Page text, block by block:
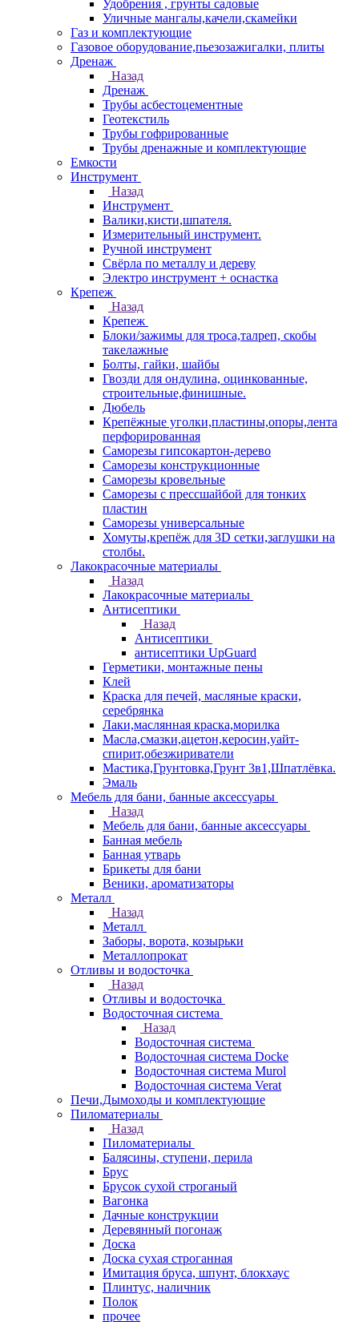
Удобрения , грунты садовые
Уличные мангалы,качели,скамейки
Газ и комплектующие
Газовое оборудование,пьезозажигалки, плиты
Дренаж
Назад
Дренаж
Трубы асбестоцементные
Геотекстиль
Трубы гофрированные
Трубы дренажные и комплектующие
Емкости
Инструмент
Назад
Инструмент
Валики,кисти,шпателя.
Измерительный инструмент.
Ручной инструмент
Свёрла по металлу и дереву
Электро инструмент + оснастка
Крепеж
Назад
Крепеж
Блоки/зажимы для троса,талреп, скобы
такелажные
Болты, гайки, шайбы
Гвозди для ондулина, оцинкованные,
строительные,финишные.
Дюбель
Крепёжные уголки,пластины,опоры,лента
перфорированная
Саморезы гипсокартон-дерево
Саморезы конструкционные
Саморезы кровельные
Саморезы с прессшайбой для тонких
пластин
Саморезы универсальные
Хомуты,крепёж для 3D сетки,заглушки на
столбы.
Лакокрасочные материалы
Назад
Лакокрасочные материалы
Антисептики
Назад
Антисептики
антисептики UpGuard
Герметики, монтажные пены
Клей
Краска для печей, масляные краски,
серебрянка
Лаки,маслянная краска,морилка
Масла,смазки,ацетон,керосин,уайт-
спирит,обезжириватели
Мастика,Грунтовка,Грунт 3в1,Шпатлёвка.
Эмаль
Мебель для бани, банные аксессуары
Назад
Мебель для бани, банные аксессуары
Банная мебель
Банная утварь
Брикеты для бани
Веники, ароматизаторы
Металл
Назад
Металл
Заборы, ворота, козырьки
Металлопрокат
Отливы и водосточка
Назад
Отливы и водосточка
Водосточная система
Назад
Водосточная система
Водосточная система Docke
Водосточная система Murol
Водосточная система Verat
Печи,Дымоходы и комплектующие
Пиломатериалы
Назад
Пиломатериалы
Балясины, ступени, перила
Брус
Брусок сухой строганый
Вагонка
Дачные конструкции
Деревянный погонаж
Доска
Доска сухая строганная
Имитация бруса, шпунт, блокхаус
Плинтус, наличник
Полок
прочее